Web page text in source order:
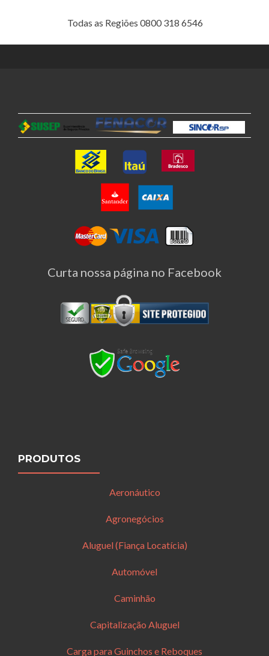
Todas as Regiões 0800 318 6546
Curta nossa página no Facebook
PRODUTOS
Aeronáutico
Agronegócios
Aluguel (Fiança Locatícia)
Automóvel
Caminhão
Capitalização Aluguel
Carga para Guinchos e Reboques